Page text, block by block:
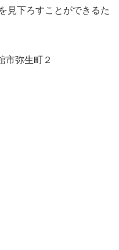
見下ろすことができるた
市弥生町２